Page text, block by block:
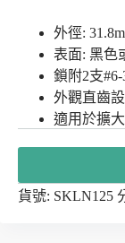
外徑:
表面: 黑色
鎖附2支
外觀直齒
適用於擴
貨號: SKLN125